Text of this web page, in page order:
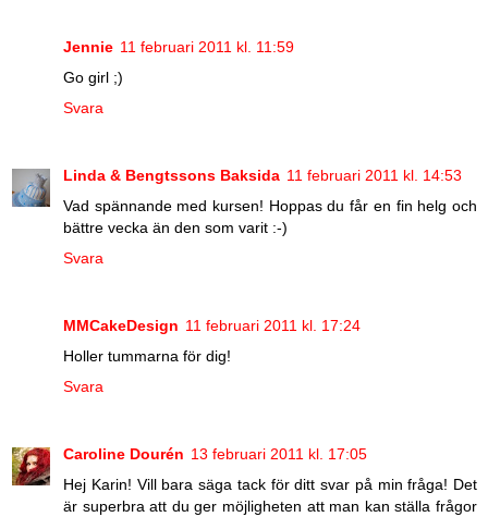
Jennie 11 februari 2011 kl. 11:59
Go girl ;)
Svara
Linda & Bengtssons Baksida 11 februari 2011 kl. 14:53
Vad spännande med kursen! Hoppas du får en fin helg och
bättre vecka än den som varit :-)
Svara
MMCakeDesign 11 februari 2011 kl. 17:24
Holler tummarna för dig!
Svara
Caroline Dourén 13 februari 2011 kl. 17:05
Hej Karin! Vill bara säga tack för ditt svar på min fråga! Det
är superbra att du ger möjligheten att man kan ställa frågor